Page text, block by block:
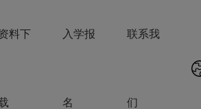
料下 入学报
名
联系我
们